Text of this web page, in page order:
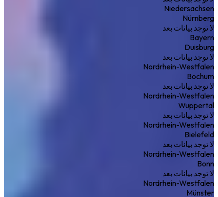
Niedersachsen
Nürnberg
لا توجد بيانات بعد
Bayern
Duisburg
لا توجد بيانات بعد
Nordrhein-Westfalen
Bochum
لا توجد بيانات بعد
Nordrhein-Westfalen
Wuppertal
لا توجد بيانات بعد
Nordrhein-Westfalen
Bielefeld
لا توجد بيانات بعد
Nordrhein-Westfalen
Bonn
لا توجد بيانات بعد
Nordrhein-Westfalen
Münster